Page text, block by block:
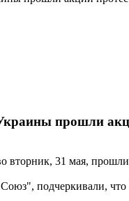
прошли
31 мая,
подчеркивали,